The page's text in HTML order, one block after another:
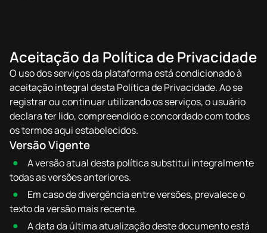
Aceitação da Política de Privacidade
O uso dos serviços da plataforma está condicionado à
aceitação integral desta Política de Privacidade. Ao se
registrar ou continuar utilizando os serviços, o usuário
declara ter lido, compreendido e concordado com todos
os termos aqui estabelecidos.
Versão Vigente
A versão atual desta política substitui integralmente
todas as versões anteriores.
Em caso de divergência entre versões, prevalece o
texto da versão mais recente.
A data da última atualização deste documento está